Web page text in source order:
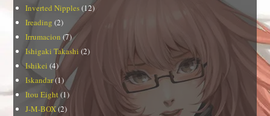
Inverted Nipples(12)
Ireading (2)
Irrumacion (7)
Ishigaki Takashi (2)
Ishikei (4)
Iskandar(1)
Itou Eight(1)
J-M-BOX(2)